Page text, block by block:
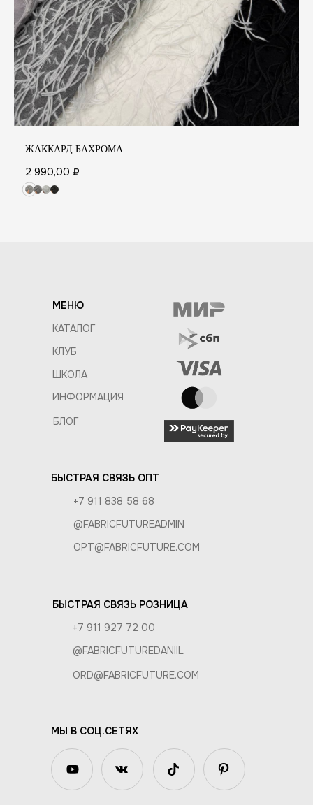
ЖАККАРД БАХРОМА
2 990,00 ₽
МЕНЮ
КАТАЛОГ
КЛУБ
ШКОЛА
ИНФОРМАЦИЯ
БЛОГ
БЫСТРАЯ СВЯЗЬ ОПТ
+7 911 838 58 68
@FABRICFUTUREADMIN
OPT@FABRICFUTURE.COM
БЫСТРАЯ СВЯЗЬ РОЗНИЦА
МЫ В СОЦ.СЕТЯХ
+7 911 927 72 00
@FABRICFUTUREDANIIL
ORD@FABRICFUTURE.COM